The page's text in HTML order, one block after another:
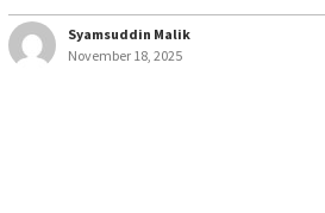
Syamsuddin Malik
November 18, 2025